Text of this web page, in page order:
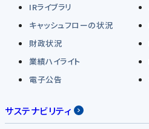
IRライブラリ
キャッシュフローの状況
財政状況
業績ハイライト
電子公告
サステナビリティ